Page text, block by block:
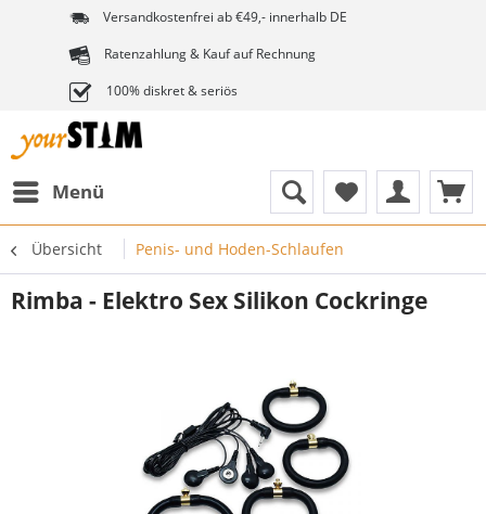
Versandkostenfrei ab €49,- innerhalb DE
Ratenzahlung & Kauf auf Rechnung
100% diskret & seriös
Menü
Übersicht Penis- und Hoden-Schlaufen
Rimba - Elektro Sex Silikon Cockringe